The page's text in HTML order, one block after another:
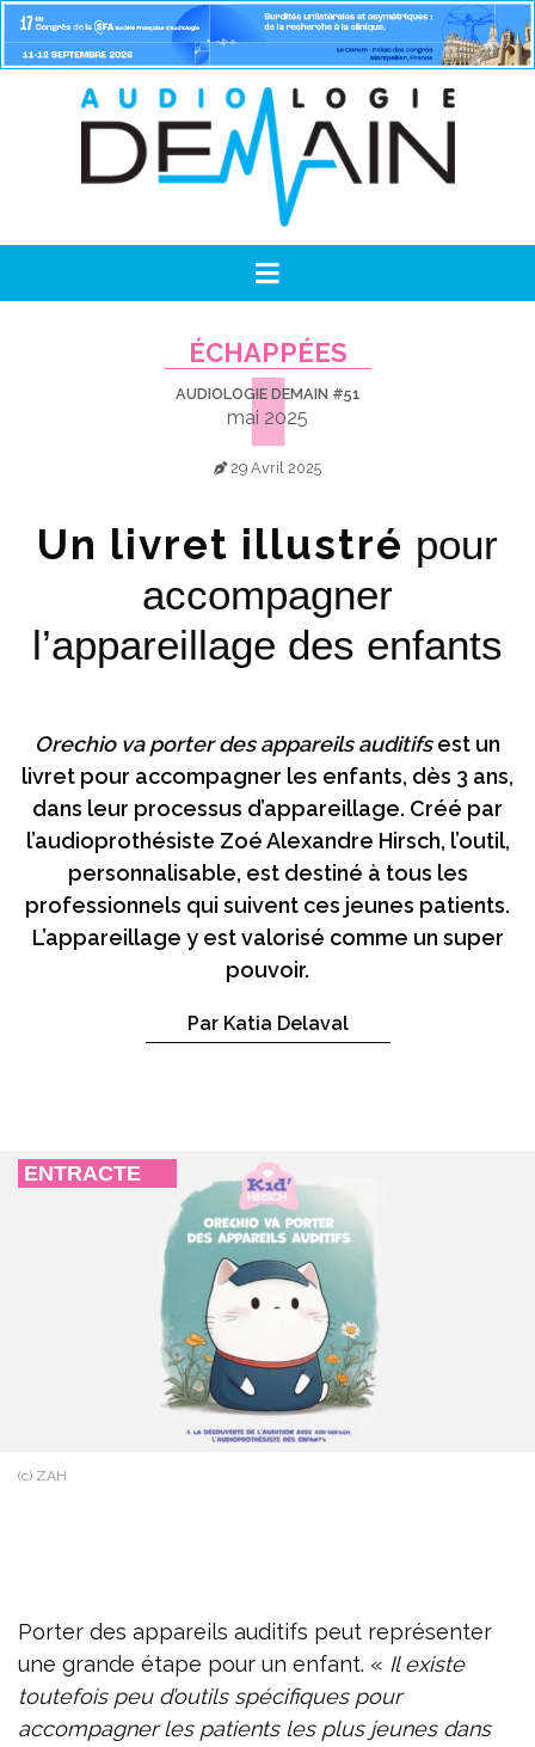
ÉCHAPPÉES
AUDIOLOGIE DEMAIN #51
mai 2025
29 Avril 2025
Un livret illustré pour
accompagner
l’appareillage des enfants
Orechio va porter des appareils auditifsest un
livret pour accompagner les enfants, dès 3 ans,
dans leur processus d’appareillage. Créé par
l’audioprothésiste Zoé Alexandre Hirsch, l’outil,
personnalisable, est destiné à tous les
professionnels qui suivent ces jeunes patients.
L’appareillage y est valorisé comme un super
pouvoir.
Par Katia Delaval
ENTRACTE
(c) ZAH
Porter des appareils auditifs peut représenter
une grande étape pour un enfant. « Il existe
toutefois peu d’outils spécifiques pour
accompagner les patients les plus jeunes dans